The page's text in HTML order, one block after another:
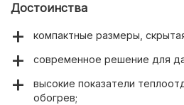
Достоинства
компактные размеры,
современное решение для
высокие показатели
обогрев;